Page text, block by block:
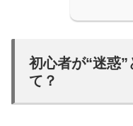
初心者が“迷惑
て？